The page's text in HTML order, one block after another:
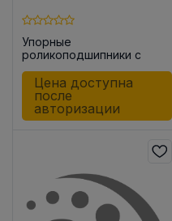
Упорные
роликоподшипники с
роликами 81110 -TVPB
Цена доступна
после
авторизации